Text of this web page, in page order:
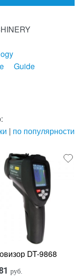
Guide
| по популярности
DT-9868
руб.